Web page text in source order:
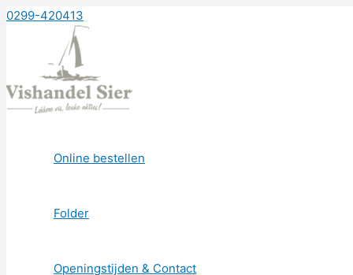
Ga
0299-420413
Online bestellen
Folder
Openingstijden & Contact